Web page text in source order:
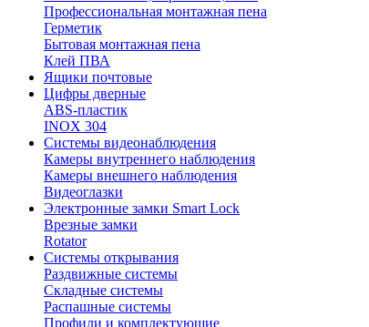
Профессиональная монтажная пена
Герметик
Бытовая монтажная пена
Клей ПВА
Ящики почтовые
Цифры дверные
ABS-пластик
INOX 304
Системы видеонаблюдения
Камеры внутреннего наблюдения
Камеры внешнего наблюдения
Видеоглазки
Электронные замки Smart Lock
Врезные замки
Rotator
Системы открывания
Раздвижные системы
Складные системы
Распашные системы
Профили и комплектующие